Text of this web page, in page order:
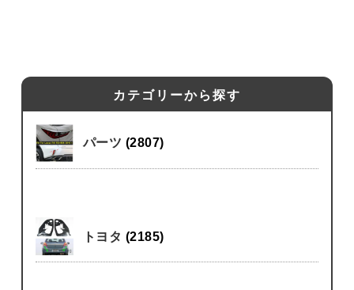
カテゴリーから探す
パーツ (2807)
トヨタ (2185)